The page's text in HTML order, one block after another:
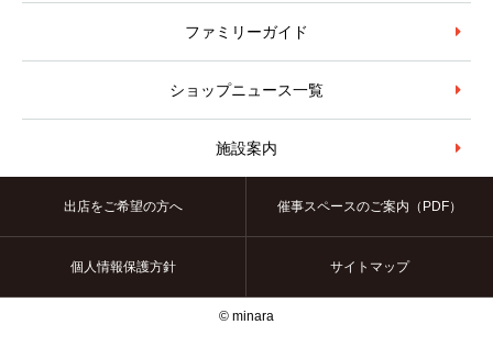
ファミリーガイド
ショップニュース一覧
施設案内
出店をご希望の方へ 催事スペースのご案内（PDF）
個人情報保護方針 サイトマップ
© minara